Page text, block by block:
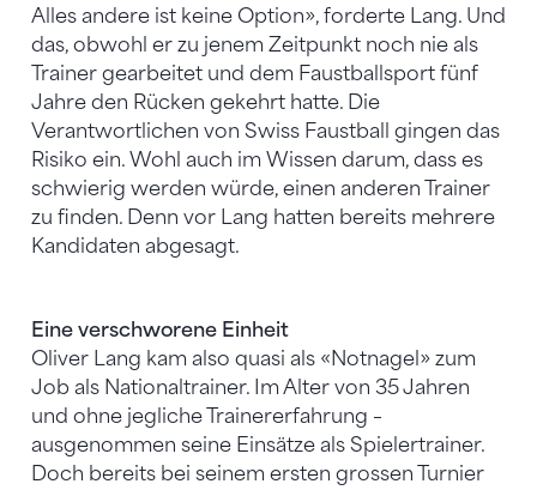
Alles andere ist keine Option», forderte Lang. Und
das, obwohl er zu jenem Zeitpunkt noch nie als
Trainer gearbeitet und dem Faustballsport fünf
Jahre den Rücken gekehrt hatte. Die
Verantwortlichen von Swiss Faustball gingen das
Risiko ein. Wohl auch im Wissen darum, dass es
schwierig werden würde, einen anderen Trainer
zu finden. Denn vor Lang hatten bereits mehrere
Kandidaten abgesagt.
Eine verschworene Einheit
Oliver Lang kam also quasi als «Notnagel» zum
Job als Nationaltrainer. Im Alter von 35 Jahren
und ohne jegliche Trainererfahrung –
ausgenommen seine Einsätze als Spielertrainer.
Doch bereits bei seinem ersten grossen Turnier